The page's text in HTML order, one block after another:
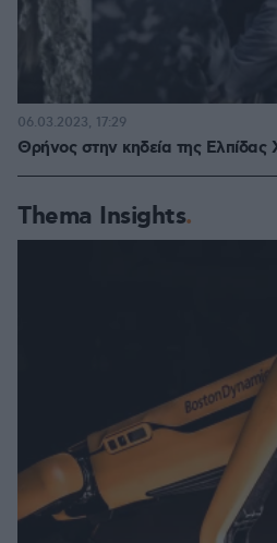
Θρήνος στην κηδεία της
06.03.2023, 17:29
Thema Insights